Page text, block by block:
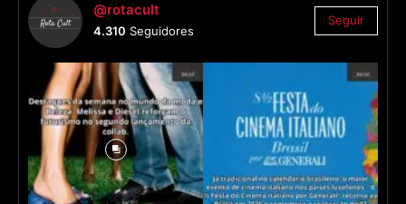
@rotacult
4.310 Seguidores
Seguir